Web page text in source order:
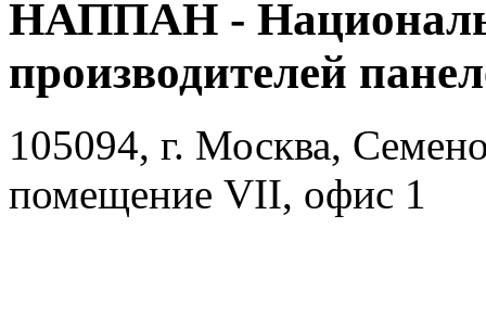
НАППАН -
производителей
105094, г. Москва,
помещение VII, офис 1